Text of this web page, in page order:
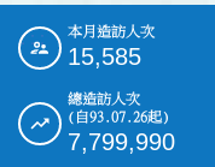
::: 本月造訪人次
15,585
總造訪人次
(自93.07.26起)
7,799,990